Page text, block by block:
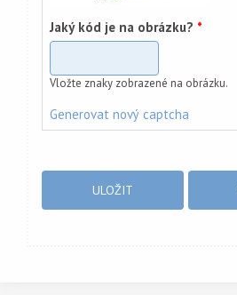
Jaký kód je na obrázku? *
Vložte znaky zobrazené na obrázku.
Generovat nový captcha